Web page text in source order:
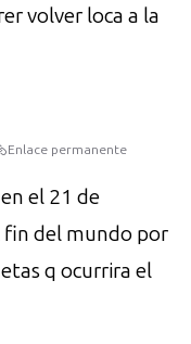
volver loca a la
Enlace permanente
el 21 de
fin del mundo por
q ocurrira el